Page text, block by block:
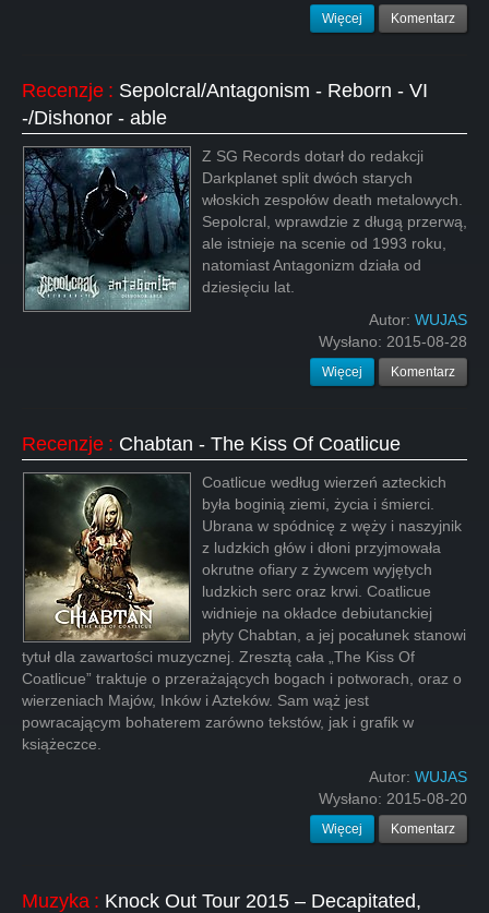
Więcej Komentarz
Recenzje : Sepolcral/Antagonism - Reborn - VI
-/Dishonor - able
Z SG Records dotarł do redakcji
Darkplanet split dwóch starych
włoskich zespołów death metalowych.
Sepolcral, wprawdzie z długą przerwą,
ale istnieje na scenie od 1993 roku,
natomiast Antagonizm działa od
dziesięciu lat.
Autor: WUJAS
Wysłano: 2015-08-28
Więcej Komentarz
Recenzje : Chabtan - The Kiss Of Coatlicue
Coatlicue według wierzeń azteckich
była boginią ziemi, życia i śmierci.
Ubrana w spódnicę z węży i naszyjnik
z ludzkich głów i dłoni przyjmowała
okrutne ofiary z żywcem wyjętych
ludzkich serc oraz krwi. Coatlicue
widnieje na okładce debiutanckiej
płyty Chabtan, a jej pocałunek stanowi
tytuł dla zawartości muzycznej. Zresztą cała „The Kiss Of
Coatlicue” traktuje o przerażających bogach i potworach, oraz o
wierzeniach Majów, Inków i Azteków. Sam wąż jest
powracającym bohaterem zarówno tekstów, jak i grafik w
książeczce.
Autor: WUJAS
Wysłano: 2015-08-20
Więcej Komentarz
Muzyka : Knock Out Tour 2015 – Decapitated,